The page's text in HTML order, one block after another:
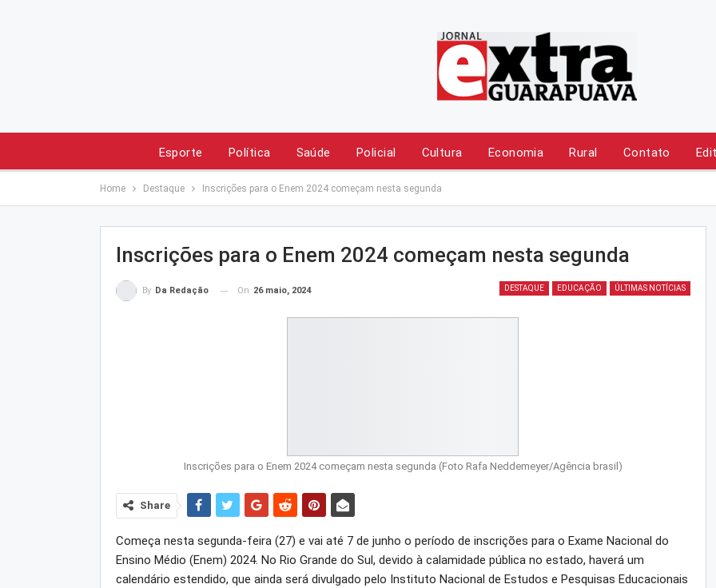
Esporte Política Saúde Policial Cultura Economia Rural Contato
Home Destaque Inscrições para o Enem 2024 começam nesta segunda
Inscrições para o Enem 2024 começam nesta segunda
DESTAQUE EDUCAÇÃO ÚLTIMAS NOTÍCIAS
By Da Redação On 26 maio, 2024
Inscrições para o Enem 2024 começam nesta segunda (Foto Rafa Neddemeyer/Agência brasil)
Share
Começa nesta segunda-feira (27) e vai até 7 de junho o período de inscrições para o Exame Nacional do
Ensino Médio (Enem) 2024. No Rio Grande do Sul, devido à calamidade pública no estado, haverá um
calendário estendido, que ainda será divulgado pelo Instituto Nacional de Estudos e Pesquisas Educacionais